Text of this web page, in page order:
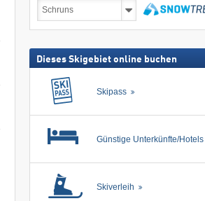
inkl.
Dieses Skigebiet online buchen
Skipass
Günstige Unterkünfte/Hotels
Skiverleih